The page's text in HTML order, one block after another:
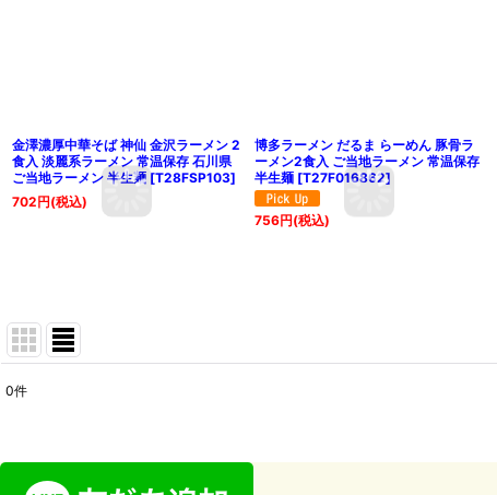
金澤濃厚中華そば 神仙 金沢ラーメン 2
食入 淡麗系ラーメン 常温保存 石川県
ご当地ラーメン 半生麺 [T28FSP103]
702円(税込)
博多ラーメン だるま らーめん 豚骨ラ
ーメン2食入 ご当地ラーメン 常温保存
半生麺 [T27F016862]
756円(税込)
0件